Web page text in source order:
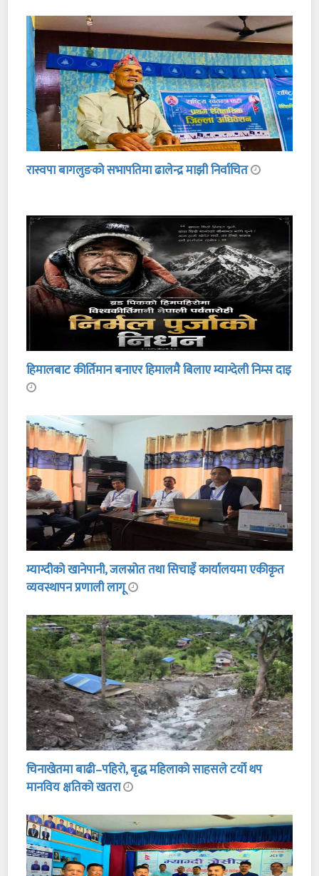
रास्वपा बागलुङको सभापतिमा ढालेन्द्र माझी निर्वाचित
हिमालबाट कीर्तिमान बनाएर हिमालमै बिलाए म्याग्देली निम्स दाइ
म्याग्दीको खानेपानी, जलस्रोत तथा सिचाइँ कार्यालयमा एकीकृत
व्यवस्थापन प्रणाली लागू
चिनाखेतमा बाढी–पहिरो, बृद्ध महिलाको साहसले टर्यो थप
मानविय क्षतिको खतरा